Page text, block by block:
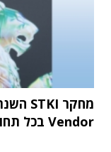
Vendor בכל תחומי שוק ה-IT